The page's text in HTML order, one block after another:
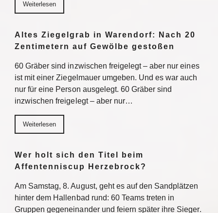
Weiterlesen
Altes Ziegelgrab in Warendorf: Nach 20
Zentimetern auf Gewölbe gestoßen
60 Gräber sind inzwischen freigelegt – aber nur eines
ist mit einer Ziegelmauer umgeben. Und es war auch
nur für eine Person ausgelegt. 60 Gräber sind
inzwischen freigelegt – aber nur…
Weiterlesen
Wer holt sich den Titel beim
Affentenniscup Herzebrock?
Am Samstag, 8. August, geht es auf den Sandplätzen
hinter dem Hallenbad rund: 60 Teams treten in
Gruppen gegeneinander und feiern später ihre Sieger.